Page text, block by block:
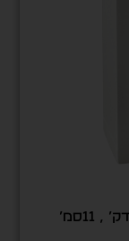
שעון חול קטן, מסגרת עץ לבנה 3 דק’ , 11סמ’